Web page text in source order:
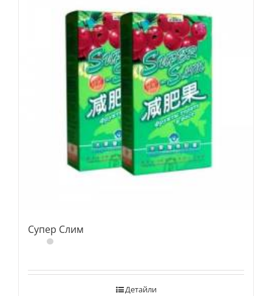
Супер Слим
Детайли